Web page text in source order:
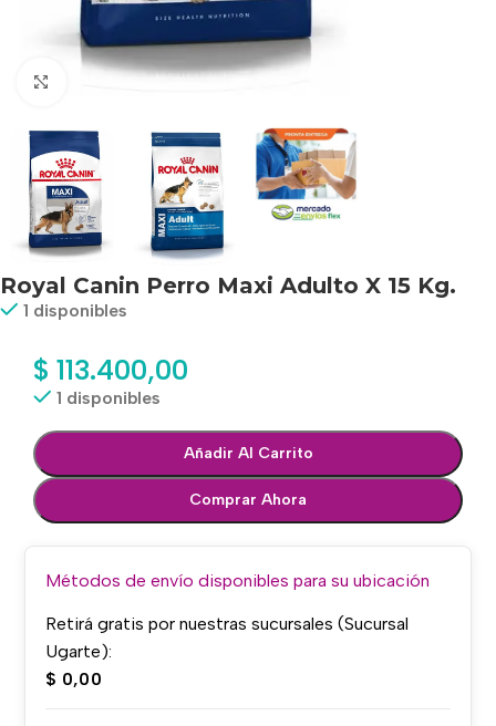
Haga clic para ampliar
Royal Canin Perro Maxi Adulto X 15 Kg.
1 disponibles
$ 113.400,00
1 disponibles
Añadir Al Carrito
Comprar Ahora
Métodos de envío disponibles para su ubicación
Retirá gratis por nuestras sucursales (Sucursal
Ugarte):
$ 0,00